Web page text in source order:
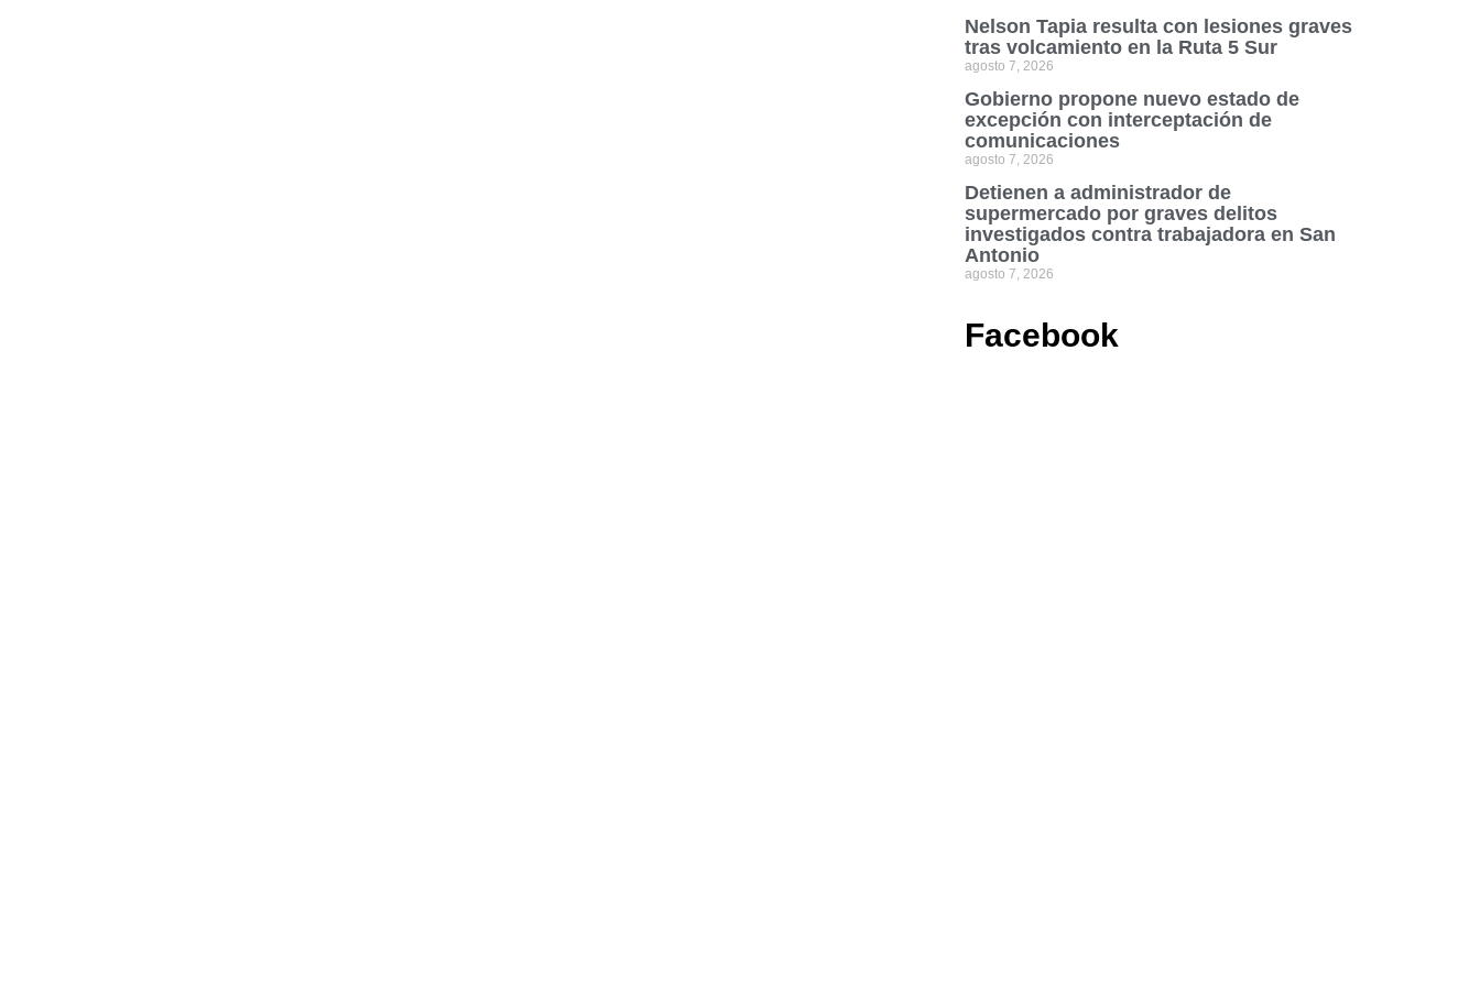
Nelson Tapia resulta con lesiones graves
tras volcamiento en la Ruta 5 Sur
agosto 7, 2026
Gobierno propone nuevo estado de
excepción con interceptación de
comunicaciones
agosto 7, 2026
Detienen a administrador de
supermercado por graves delitos
investigados contra trabajadora en San
Antonio
agosto 7, 2026
Facebook